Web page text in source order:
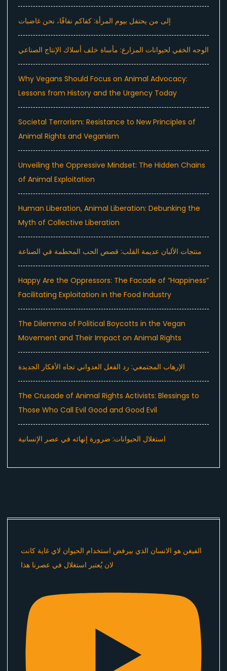
إلى من يحتفل بيوم المرأة: كفاكم نفاقًا، نحن غاضبات
الوجه الخفي لحيوانات المزارع: مأساة خلف أسلاك الإنتاج الصناعي
Why Vegans Should Focus on Animal Advocacy:
Lessons from History and the Urgency Today
Societal Terrorism: Resistance to New Principles of
Animal Rights and Veganism
Unveiling the Oppressive Mindset: The Hidden Chains
of Animal Exploitation
Human Liberation, Animal Liberation: Debunking the
Myth of Collective Liberation
منتجات الألبان عديمة القلب: قصص الحب المحطمة في الصناعة
Happy Are the Oppressors: The Facade of “Happiness”
Facilitating Exploitation in the Food Industry
The Dilemma of Political Boycotts in the Vegan
Movement and Their Impact on Animal Rights
الإرهاب المجتمعي: رد الفعل العدواني تجاه الأفكار الجديدة
The Crusade of Animal Rights Activists: Blessings to
Those Who Call Evil Good and Good Evil
استغلال الحيوانات: ضرورة إنهائه في عصر الإنسانية
الفيغن هو الانسان الذي بيرفض استخدام الحيوان لاي غاية كانت